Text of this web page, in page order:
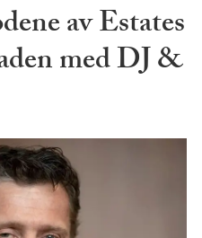
av Estates
med DJ &